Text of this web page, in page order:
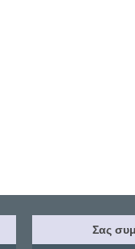
Σας